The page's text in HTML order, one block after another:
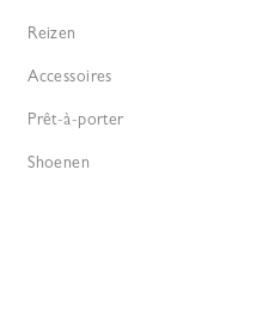
Reizen
Accessoires
Prêt-à-porter
Shoenen